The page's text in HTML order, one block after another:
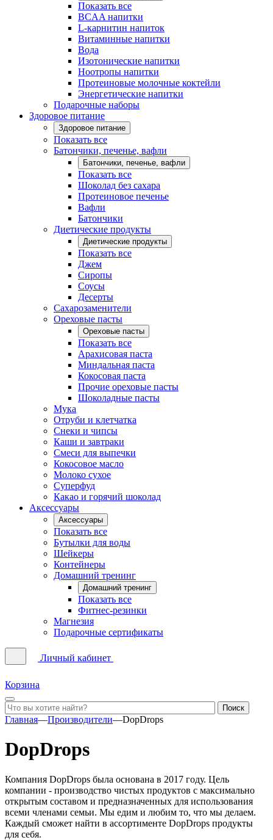
Показать все
BCAA напитки
L-карнитин напиток
Витаминные напитки
Вода
Изотонические напитки
Ноотропы напитки
Протеиновые молочные коктейли
Энергетические напитки
Подарочные наборы
Здоровое питание
Здоровое питание
Показать все
Батончики, печенье, вафли
Батончики, печенье, вафли
Показать все
Шоколад без сахара
Протеиновое печенье
Вафли
Батончики
Диетические продукты
Диетические продукты
Показать все
Джем
Сиропы
Соусы
Десерты
Сахарозаменители
Ореховые пасты
Ореховые пасты
Показать все
Арахисовая паста
Миндальная паста
Кокосовая паста
Прочие ореховые пасты
Шоколадные пасты
Мука
Отруби и клетчатка
Снеки и чипсы
Каши и завтраки
Смеси для выпечки
Кокосовое масло
Молоко сухое
Суперфуд
Какао и горячий шоколад
Аксессуары
Аксессуары
Показать все
Бутылки для воды
Шейкеры
Контейнеры
Домашний тренинг
Домашний тренинг
Показать все
Фитнес-резинки
Магнезия
Подарочные сертификаты
Личный кабинет
Корзина
Главная—Производители—DopDrops
DopDrops
Компания DopDrops была основана в 2017 году. Цель
компании - производство чистых продуктов с максимально
открытым составом и предназначенных для использования
всеми членами семьи. Мы едим и любим то, что мы делаем.
Каждый сможет найти в ассортименте DopDrops продукты
для себя.